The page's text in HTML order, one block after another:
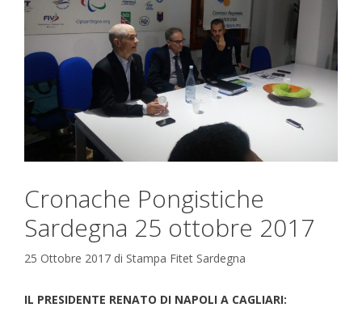
Cronache Pongistiche
Sardegna 25 ottobre 2017
25 Ottobre 2017 di Stampa Fitet Sardegna
IL PRESIDENTE RENATO DI NAPOLI A CAGLIARI: